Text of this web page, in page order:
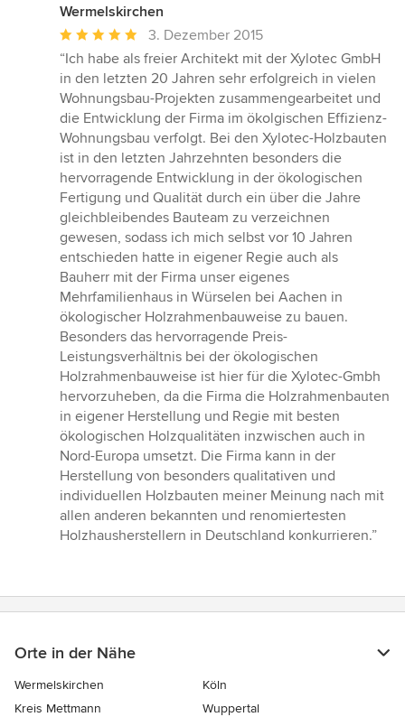
Wermelskirchen
Durchschnittliche
Bewertung:
5
von
5
Sternen
3. Dezember 2015
“Ich habe als freier Architekt mit der Xylotec GmbH
in den letzten 20 Jahren sehr erfolgreich in vielen
Wohnungsbau-Projekten zusammengearbeitet und
die Entwicklung der Firma im ökolgischen Effizienz-
Wohnungsbau verfolgt. Bei den Xylotec-Holzbauten
ist in den letzten Jahrzehnten besonders die
hervorragende Entwicklung in der ökologischen
Fertigung und Qualität durch ein über die Jahre
gleichbleibendes Bauteam zu verzeichnen
gewesen, sodass ich mich selbst vor 10 Jahren
entschieden hatte in eigener Regie auch als
Bauherr mit der Firma unser eigenes
Mehrfamilienhaus in Würselen bei Aachen in
ökologischer Holzrahmenbauweise zu bauen.
Besonders das hervorragende Preis-
Leistungsverhältnis bei der ökologischen
Holzrahmenbauweise ist hier für die Xylotec-Gmbh
hervorzuheben, da die Firma die Holzrahmenbauten
in eigener Herstellung und Regie mit besten
ökologischen Holzqualitäten inzwischen auch in
Nord-Europa umsetzt. Die Firma kann in der
Herstellung von besonders qualitativen und
individuellen Holzbauten meiner Meinung nach mit
allen anderen bekannten und renomiertesten
Holzhausherstellern in Deutschland konkurrieren.”
Orte in der Nähe
Wermelskirchen
Köln
Kreis Mettmann
Wuppertal